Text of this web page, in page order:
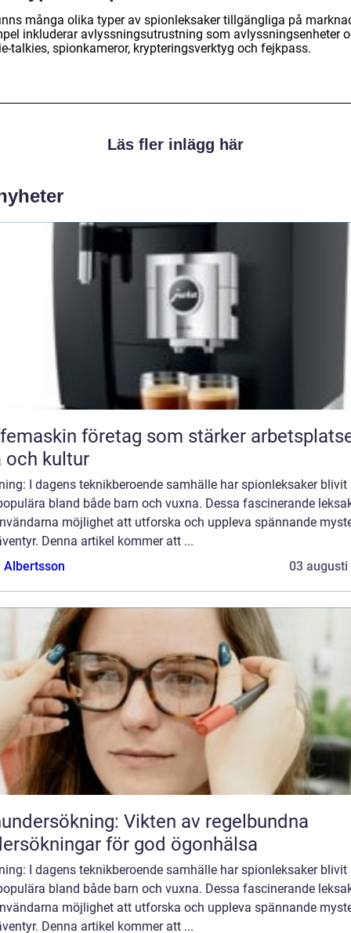
många olika typer av spionleksaker tillgängliga på
inkluderar avlyssningsutrustning som avlyssningsenheter
talkies, spionkameror, krypteringsverktyg och fejkpass.
Läs fler inlägg här
företag som stärker
och kultur
I dagens teknikberoende samhälle har spionleksaker blivit
bland både barn och vuxna. Dessa fascinerande
möjlighet att utforska och uppleva spännande
Denna artikel kommer att ...
Albertsson
03 augusti
Vikten av regelbundna
för god ögonhälsa
I dagens teknikberoende samhälle har spionleksaker blivit
bland både barn och vuxna. Dessa fascinerande
möjlighet att utforska och uppleva spännande
Denna artikel kommer att ...